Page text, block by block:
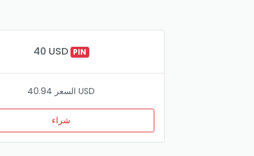
40 USD PIN
السعر 40.94 USD
شراء